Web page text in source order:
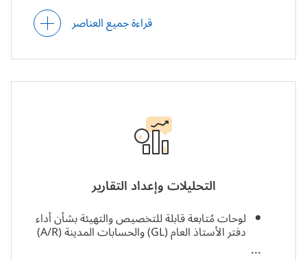
الإزالة الالية للسجلات المتكررة للمعاملات.
قواعد يحددها المُستخدم لإرسال المعاملات
قواعد استبعاد قابلة للتخصيص للمطابقة الآلية
قراءة جميع العناصر
التحليلات وإعداد التقارير
لوحات مُتابعة قابلة للتخصيص والتهيئة بشأن أداء
دفتر الأستاذ العام (GL) والحسابات المدينة (A/R)
والحسابات الدائنة (A/P)، والتدفقات النقدية